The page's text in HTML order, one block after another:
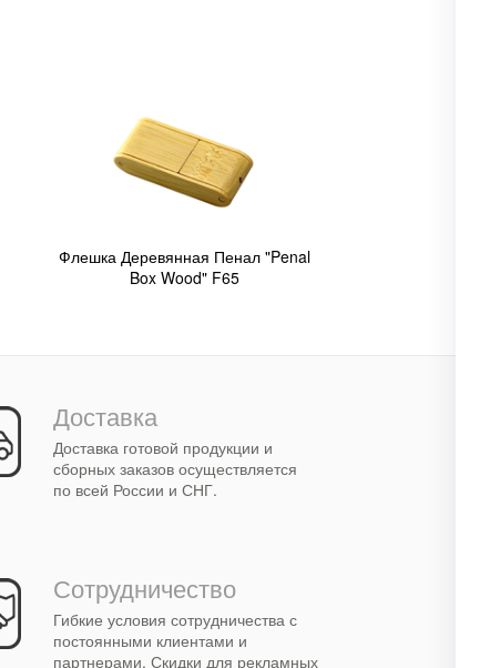
Флешка Деревянная Пенал "Penal
Box Wood" F65
Доставка
Доставка готовой продукции и
сборных заказов осуществляется
по всей России и СНГ.
Сотрудничество
Гибкие условия сотрудничества с
постоянными клиентами и
партнерами. Скидки для рекламных